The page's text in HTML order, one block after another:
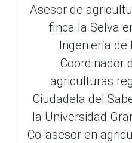
Asesor de
finca la Selva
Ingeniería de
Coordinador
agriculturas
Ciudadela del
la Universidad
Co-asesor en